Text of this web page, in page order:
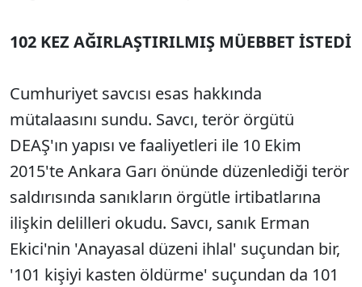
102 KEZ AĞIRLAŞTIRILMIŞ MÜEBBET İSTEDİ
Cumhuriyet savcısı esas hakkında
mütalaasını sundu. Savcı, terör örgütü
DEAŞ'ın yapısı ve faaliyetleri ile 10 Ekim
2015'te Ankara Garı önünde düzenlediği terör
saldırısında sanıkların örgütle irtibatlarına
ilişkin delilleri okudu. Savcı, sanık Erman
Ekici'nin 'Anayasal düzeni ihlal' suçundan bir,
'101 kişiyi kasten öldürme' suçundan da 101